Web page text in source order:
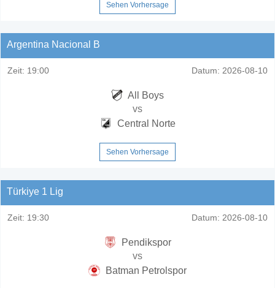
Sehen Vorhersage
Argentina Nacional B
Zeit: 19:00 Datum: 2026-08-10
All Boys
vs
Central Norte
Sehen Vorhersage
Türkiye 1 Lig
Zeit: 19:30 Datum: 2026-08-10
Pendikspor
vs
Batman Petrolspor